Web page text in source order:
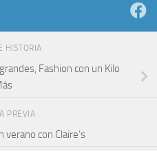
HISTORIA
Fashion con un Kilo
PREVIA
verano con Claire’s